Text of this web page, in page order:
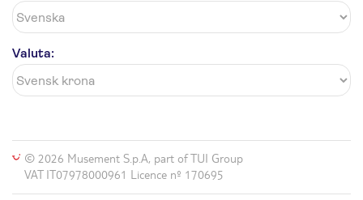
Valuta:
© 2026 Musement S.p.A, part of TUI Group
VAT IT07978000961 Licence nº 170695